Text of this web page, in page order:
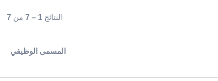
النتائج 1 – 7 من 7
المسمى الوظيفي